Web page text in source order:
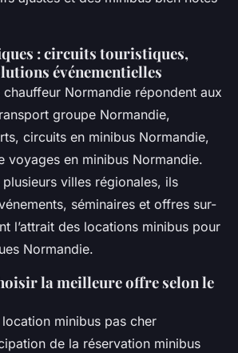
: circuits touristiques,
événementielles
Normandie répondent aux
groupe Normandie,
circuits en minibus Normandie,
voyages en minibus Normandie.
villes régionales, ils
séminaires et offres sur-
l’attrait des locations minibus pour
Normandie.
la meilleure offre selon le
minibus pas cher
de la réservation minibus